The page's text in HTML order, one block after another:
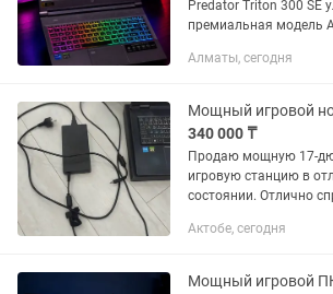
Predator Triton 300 SE
премиальная модель
лагает, в ремонте не
Алматы, сегодня
340 000 ₸
Продаю мощную 17-
игровую станцию в
состоянии. Отлично
тяжелым 3D-
Основные...
Актобе, сегодня